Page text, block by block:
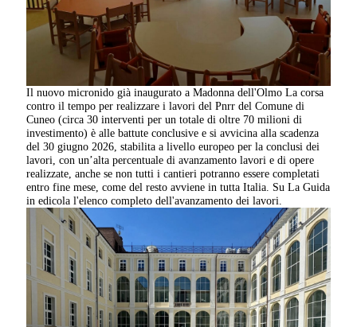
Il nuovo micronido già inaugurato a Madonna dell'Olmo La corsa
contro il tempo per realizzare i lavori del Pnrr del Comune di
Cuneo (circa 30 interventi per un totale di oltre 70 milioni di
investimento) è alle battute conclusive e si avvicina alla scadenza
del 30 giugno 2026, stabilita a livello europeo per la conclusi dei
lavori, con un’alta percentuale di avanzamento lavori e di opere
realizzate, anche se non tutti i cantieri potranno essere completati
entro fine mese, come del resto avviene in tutta Italia. Su La Guida
in edicola l'elenco completo dell'avanzamento dei lavori.